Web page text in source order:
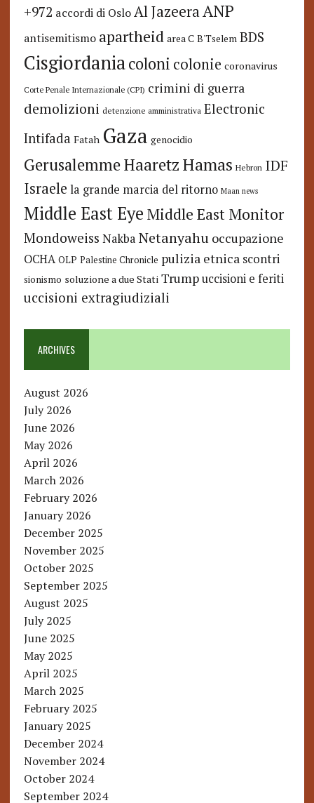
+972 accordi di Oslo Al JazeeraANP
antisemitismo apartheid area C B'Tselem BDS
Cisgiordaniacoloni colonie coronavirus
Corte Penale Internazionale (CPI) crimini di guerra
demolizioni detenzione amministrativa Electronic
Intifada Fatah Gaza genocidio
GerusalemmeHaaretzHamas Hebron IDF
Israele la grande marcia del ritorno Maan news
Middle East Eye Middle East Monitor
Mondoweiss Nakba Netanyahu occupazione
OCHA OLP Palestine Chronicle pulizia etnica scontri
sionismo soluzione a due Stati Trump uccisioni e feriti
uccisioni extragiudiziali
ARCHIVES
August 2026
July 2026
June 2026
May 2026
April 2026
March 2026
February 2026
January 2026
December 2025
November 2025
October 2025
September 2025
August 2025
July 2025
June 2025
May 2025
April 2025
March 2025
February 2025
January 2025
December 2024
November 2024
October 2024
September 2024